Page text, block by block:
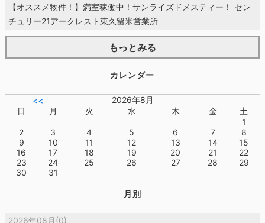
【オススメ物件！】満室稼働中！サンライズドメスティー！ セン
チュリー21アークレスト東久留米営業所
もっとみる
カレンダー
<<
2026年8月
日
月 火 水 木 金
土
1
2
3 4 5 6 7
8
9
10 11 12 13 14
15
16
17 18 19 20 21
22
23
24 25 26 27 28
29
30
31
月別
2026年08月(0)